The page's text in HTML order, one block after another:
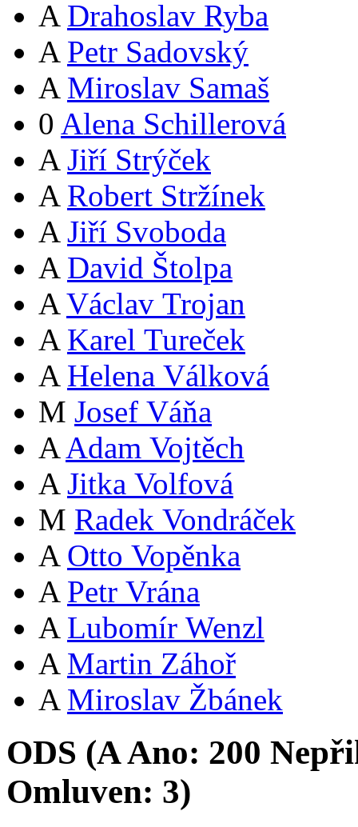
A Drahoslav Ryba
A Petr Sadovský
A Miroslav Samaš
0 Alena Schillerová
A Jiří Strýček
A Robert Stržínek
A Jiří Svoboda
A David Štolpa
A Václav Trojan
A Karel Tureček
A Helena Válková
M Josef Váňa
A Adam Vojtěch
A Jitka Volfová
M Radek Vondráček
A Otto Vopěnka
A Petr Vrána
A Lubomír Wenzl
A Martin Záhoř
A Miroslav Žbánek
ODS (AAno: 200
Omluven: 3)